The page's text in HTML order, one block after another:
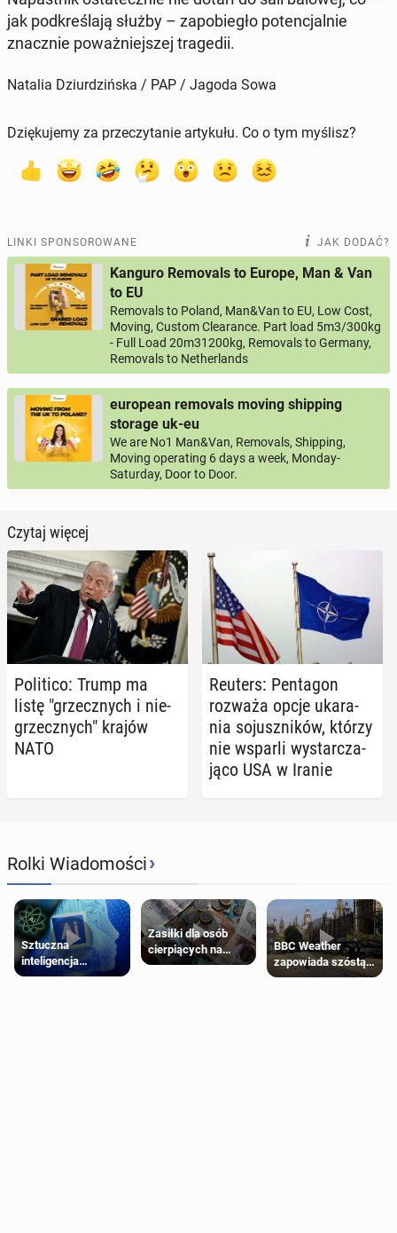
jak pod­kre­śla­ją służby – za­po­bie­gło po­ten­cjal­nie
znacz­nie po­waż­niej­szej tra­ge­dii.
Natalia Dziurdzińska / PAP / Jagoda Sowa
Dziękujemy za przeczytanie artykułu. Co o tym myślisz?
LINKI SPONSOROWANE JAK DODAĆ?
Kanguro Removals to Europe, Man & Van
to EU
Removals to Poland, Man&Van to EU, Low Cost,
Moving, Custom Clearance. Part load 5m3/300kg
- Full Load 20m31200kg, Removals to Germany,
Removals to Netherlands
european removals moving shipping
storage uk-eu
We are No1 Man&Van, Removals, Shipping,
Moving operating 6 days a week, Monday-
Saturday, Door to Door.
Czytaj więcej
Po­li­ti­co: Trump ma
listę "grzecz­nych i nie­
grzecz­nych" krajów
NATO
Reuters: Pen­ta­gon
rozważa opcje uka­ra­
nia so­jusz­ni­ków, którzy
nie wsparli wy­star­cza­
ją­co USA w Iranie
Rolki Wiadomości›
Sztuczna
inteligencja
próbowała oszukać
Zasiłki dla osób
cierpiących na
schorzenia
BBC Weather
zapowiada szóstą
falę upałów w